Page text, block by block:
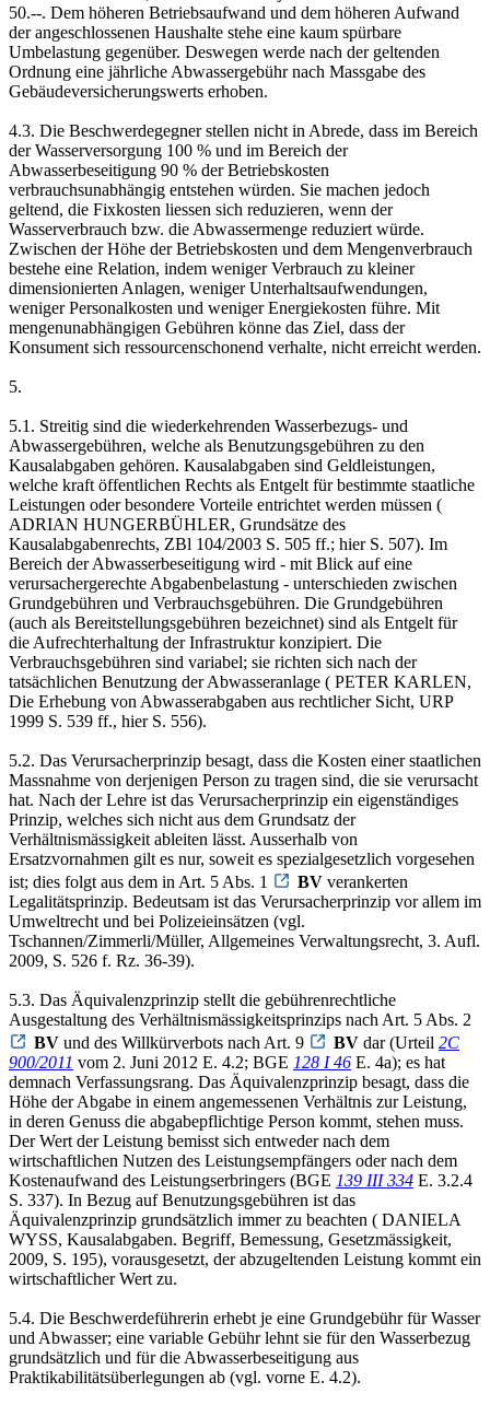
50.--. Dem höheren Betriebsaufwand und dem höheren Aufwand
der angeschlossenen Haushalte stehe eine kaum spürbare
Umbelastung gegenüber. Deswegen werde nach der geltenden
Ordnung eine jährliche Abwassergebühr nach Massgabe des
Gebäudeversicherungswerts erhoben.
4.3. Die Beschwerdegegner stellen nicht in Abrede, dass im Bereich
der Wasserversorgung 100 % und im Bereich der
Abwasserbeseitigung 90 % der Betriebskosten
verbrauchsunabhängig entstehen würden. Sie machen jedoch
geltend, die Fixkosten liessen sich reduzieren, wenn der
Wasserverbrauch bzw. die Abwassermenge reduziert würde.
Zwischen der Höhe der Betriebskosten und dem Mengenverbrauch
bestehe eine Relation, indem weniger Verbrauch zu kleiner
dimensionierten Anlagen, weniger Unterhaltsaufwendungen,
weniger Personalkosten und weniger Energiekosten führe. Mit
mengenunabhängigen Gebühren könne das Ziel, dass der
Konsument sich ressourcenschonend verhalte, nicht erreicht werden.
5.
5.1. Streitig sind die wiederkehrenden Wasserbezugs- und
Abwassergebühren, welche als Benutzungsgebühren zu den
Kausalabgaben gehören. Kausalabgaben sind Geldleistungen,
welche kraft öffentlichen Rechts als Entgelt für bestimmte staatliche
Leistungen oder besondere Vorteile entrichtet werden müssen (
ADRIAN HUNGERBÜHLER, Grundsätze des
Kausalabgabenrechts, ZBl 104/2003 S. 505 ff.; hier S. 507). Im
Bereich der Abwasserbeseitigung wird - mit Blick auf eine
verursachergerechte Abgabenbelastung - unterschieden zwischen
Grundgebühren und Verbrauchsgebühren. Die Grundgebühren
(auch als Bereitstellungsgebühren bezeichnet) sind als Entgelt für
die Aufrechterhaltung der Infrastruktur konzipiert. Die
Verbrauchsgebühren sind variabel; sie richten sich nach der
tatsächlichen Benutzung der Abwasseranlage ( PETER KARLEN,
Die Erhebung von Abwasserabgaben aus rechtlicher Sicht, URP
1999 S. 539 ff., hier S. 556).
5.2. Das Verursacherprinzip besagt, dass die Kosten einer staatlichen
Massnahme von derjenigen Person zu tragen sind, die sie verursacht
hat. Nach der Lehre ist das Verursacherprinzip ein eigenständiges
Prinzip, welches sich nicht aus dem Grundsatz der
Verhältnismässigkeit ableiten lässt. Ausserhalb von
Ersatzvornahmen gilt es nur, soweit es spezialgesetzlich vorgesehen
ist; dies folgt aus dem in Art. 5 Abs. 1
BV verankerten
Legalitätsprinzip. Bedeutsam ist das Verursacherprinzip vor allem im
Umweltrecht und bei Polizeieinsätzen (vgl.
Tschannen/Zimmerli/Müller, Allgemeines Verwaltungsrecht, 3. Aufl.
2009, S. 526 f. Rz. 36-39).
5.3. Das Äquivalenzprinzip stellt die gebührenrechtliche
Ausgestaltung des Verhältnismässigkeitsprinzips nach Art. 5 Abs. 2
BV und des Willkürverbots nach Art. 9 BV dar (Urteil 2C
900/2011 vom 2. Juni 2012 E. 4.2; BGE 128 I 46 E. 4a); es hat
demnach Verfassungsrang. Das Äquivalenzprinzip besagt, dass die
Höhe der Abgabe in einem angemessenen Verhältnis zur Leistung,
in deren Genuss die abgabepflichtige Person kommt, stehen muss.
Der Wert der Leistung bemisst sich entweder nach dem
wirtschaftlichen Nutzen des Leistungsempfängers oder nach dem
Kostenaufwand des Leistungserbringers (BGE 139 III 334 E. 3.2.4
S. 337). In Bezug auf Benutzungsgebühren ist das
Äquivalenzprinzip grundsätzlich immer zu beachten ( DANIELA
WYSS, Kausalabgaben. Begriff, Bemessung, Gesetzmässigkeit,
2009, S. 195), vorausgesetzt, der abzugeltenden Leistung kommt ein
wirtschaftlicher Wert zu.
5.4. Die Beschwerdeführerin erhebt je eine Grundgebühr für Wasser
und Abwasser; eine variable Gebühr lehnt sie für den Wasserbezug
grundsätzlich und für die Abwasserbeseitigung aus
Praktikabilitätsüberlegungen ab (vgl. vorne E. 4.2).